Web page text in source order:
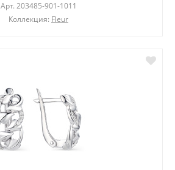
Арт. 203485-901-1011
Коллекция: Fleur